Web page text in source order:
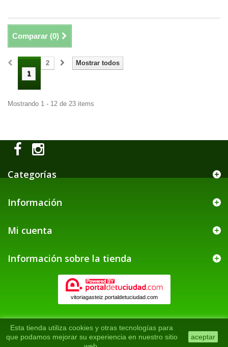
Comparar (0)
Mostrar todos
1
2
Mostrando 1 - 12 de 23 items
Categorías
Información
Mi cuenta
Información sobre la tienda
Esta tienda utiliza cookies y otras tecnologías para
que podamos mejorar su experiencia en nuestro sitio
aceptar
vitoriagasteiz.portaldetuciudad.com